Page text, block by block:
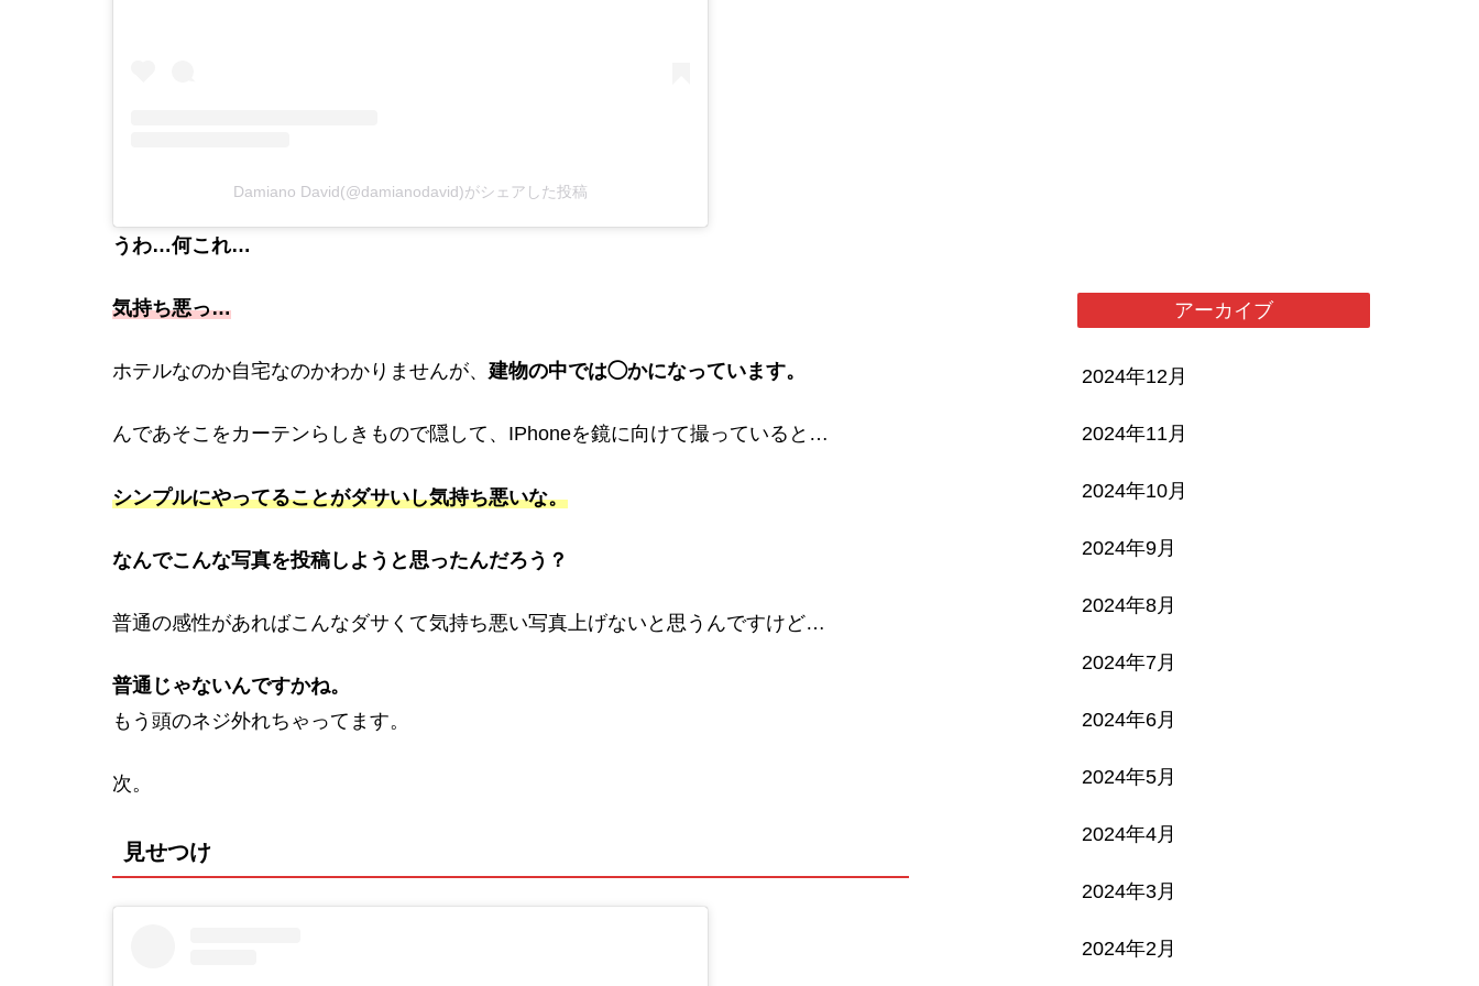
Damiano David(@damianodavid)がシェアした投稿
うわ…何これ…
気持ち悪っ…
ホテルなのか自宅なのかわかりませんが、 建物の中では◯かになっています。
んであそこをカーテンらしきもので隠して、IPhoneを鏡に向けて撮っていると…
シンプルにやってることがダサいし気持ち悪いな。
なんでこんな写真を投稿しようと思ったんだろう？
普通の感性があればこんなダサくて気持ち悪い写真上げないと思うんですけど…
普通じゃないんですかね。
もう頭のネジ外れちゃってます。
次。
見せつけ
アーカイブ
2024年12月
2024年11月
2024年10月
2024年9月
2024年8月
2024年7月
2024年6月
2024年5月
2024年4月
2024年3月
2024年2月